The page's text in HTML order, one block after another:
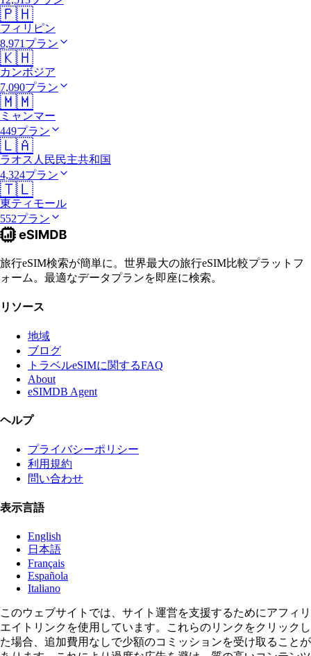
🇵🇭
フィリピン
8,971プラン
🇰🇭
カンボジア
7,090プラン
🇲🇲
ミャンマー
449プラン
🇱🇦
ラオス人民民主共和国
4,324プラン
🇹🇱
東ティモール
552プラン
旅行eSIM検索が簡単に。世界最大の旅行eSIM比較プラットフ
ォーム。最適なデータプランを即座に検索。
リソース
地域
ブログ
トラベルeSIMに関するFAQ
About
eSIMDB Agent
ヘルプ
プライバシーポリシー
利用規約
問い合わせ
表示言語
English
日本語
Français
Española
Italiano
このウェブサイトでは、サイト運営を支援するためにアフィリ
エイトリンクを使用しています。これらのリンクをクリックし
た場合、追加費用なしで少額のコミッションを受け取ることが